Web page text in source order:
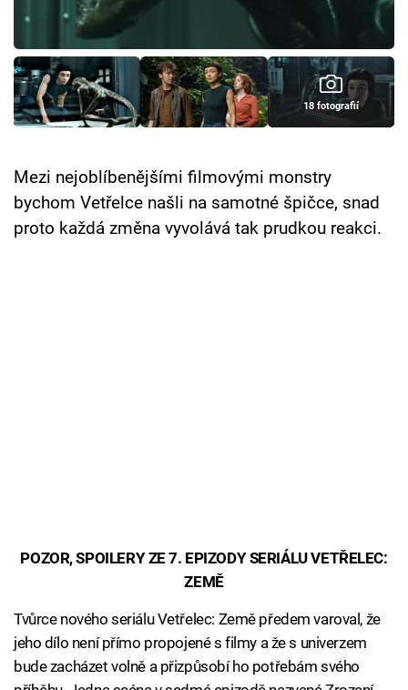
Pořady
TV Program
Sledujte prima+
Sledujte nás
18 fotografií
Mezi nejoblíbenějšími filmovými monstry
bychom Vetřelce našli na samotné špičce, snad
proto každá změna vyvolává tak prudkou reakci.
POZOR, SPOILERY ZE 7. EPIZODY SERIÁLU VETŘELEC:
ZEMĚ
Tvůrce nového seriálu Vetřelec: Země předem varoval, že
jeho dílo není přímo propojené s filmy a že s univerzem
bude zacházet volně a přizpůsobí ho potřebám svého